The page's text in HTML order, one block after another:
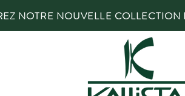
NOTRE NOUVELLE COLLECTION